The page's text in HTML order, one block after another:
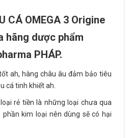
CÁ OMEGA 3 Origine
hãng dược phẩm
PHÁP.
ah, hàng châu âu đảm bảo tiêu
cá tinh khiết ah.
rẻ tiền là những loại chưa qua
kim loại nên dùng sẽ có hại